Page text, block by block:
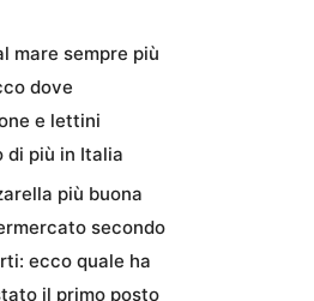
mare sempre più
dove
e lettini
di più in Italia
più buona
secondo
ecco quale ha
il primo posto